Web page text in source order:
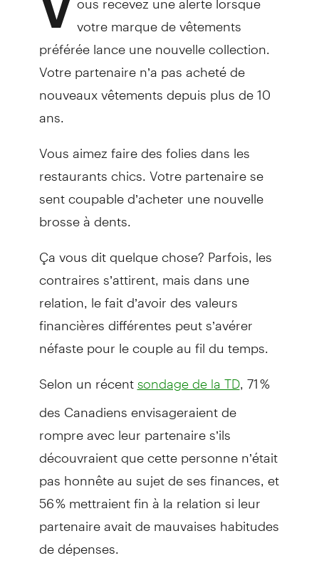
votre marque de vêtements
préférée lance une nouvelle collection.
Votre partenaire n’a pas acheté de
nouveaux vêtements depuis plus de 10
ans.
Vous aimez faire des folies dans les
restaurants chics. Votre partenaire se
sent coupable d’acheter une nouvelle
brosse à dents.
Ça vous dit quelque chose? Parfois, les
contraires s’attirent, mais dans une
relation, le fait d’avoir des valeurs
financières différentes peut s’avérer
néfaste pour le couple au fil du temps.
Selon un récent sondage de la TD, 71 %
des Canadiens envisageraient de
rompre avec leur partenaire s’ils
découvraient que cette personne n’était
pas honnête au sujet de ses finances, et
56 % mettraient fin à la relation si leur
partenaire avait de mauvaises habitudes
de dépenses.